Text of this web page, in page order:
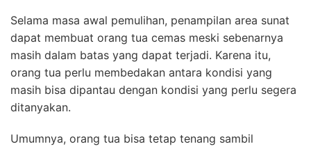
Selama masa awal pemulihan, penampilan area sunat
dapat membuat orang tua cemas meski sebenarnya
masih dalam batas yang dapat terjadi. Karena itu,
orang tua perlu membedakan antara kondisi yang
masih bisa dipantau dengan kondisi yang perlu segera
ditanyakan.
Umumnya, orang tua bisa tetap tenang sambil